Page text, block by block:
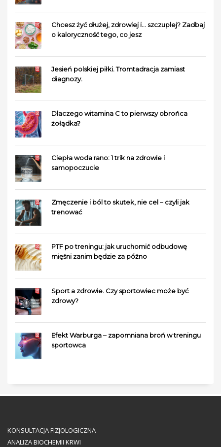
Chcesz żyć dłużej, zdrowiej i… szczuplej? Zadbaj
o kaloryczność tego, co jesz
Jesień polskiej piłki. Tromtadracja zamiast
diagnozy.
Dlaczego witamina C to pierwszy obrońca
żołądka?
Ciepła woda rano: 1 trik na zdrowie i
samopoczucie
Zmęczenie i ból to skutek, nie cel – czyli jak
trenować
PTF po treningu: jak uruchomić odbudowę
mięśni zanim będzie za późno
Sport a zdrowie. Czy sportowiec może być
zdrowy?
Efekt Warburga – zapomniana broń w treningu
sportowca
KONSULTACJA FIZJOLOGICZNA
ANALIZA BIOCHEMII KRWI